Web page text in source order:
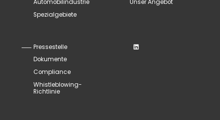
Automobilindustrie
Spezialgebiete
Unser Angebot
Pressestelle
Dokumente
Compliance
Whistleblowing-
Richtlinie